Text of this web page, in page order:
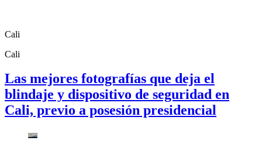
Cali
Cali
Las mejores fotografías que deja el
blindaje y dispositivo de seguridad en
Cali, previo a posesión presidencial